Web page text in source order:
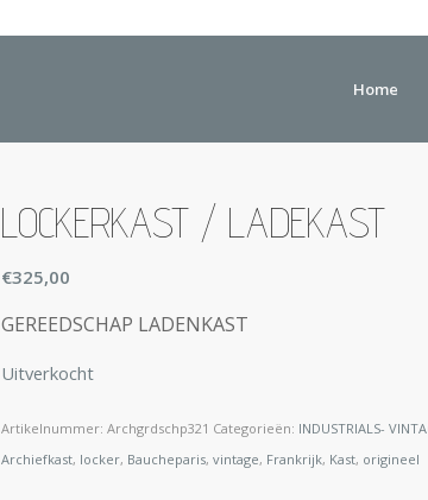
Home
LOCKERKAST / LADEKAST
€325,00
GEREEDSCHAP LADENKAST
Uitverkocht
Artikelnummer:Archgrdschp321 Categorieën: INDUSTRIALS-
Archiefkast, locker, Baucheparis,vintage, Frankrijk, Kast, origineel